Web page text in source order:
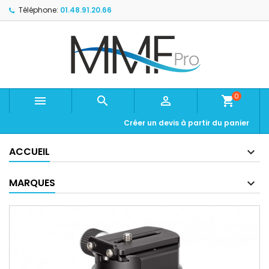
Téléphone: 01.48.91.20.66
   shopping_cart0
Créer un devis à partir du panier
ACCUEIL
MARQUES